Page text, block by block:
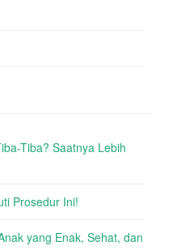
Tiba? Saatnya Lebih
Prosedur Ini!
yang Enak, Sehat, dan